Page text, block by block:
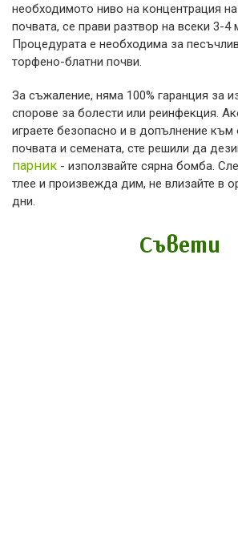
необходимото ниво на концентрация
почвата, се прави разтвор на всеки 3-4
Процедурата е необходима за
торфено-блатни почви.
За съжаление, няма 100% гаранция за
спорове за болести или реинфекция.
играете безопасно и в допълнение към
почвата и семената, сте решили да
парник - използвайте сярна бомба.
тлее и произвежда дим, не влизайте в
дни.
Съвети